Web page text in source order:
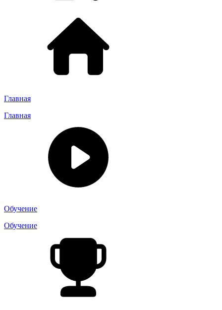
Главная
Главная
Обучение
Обучение